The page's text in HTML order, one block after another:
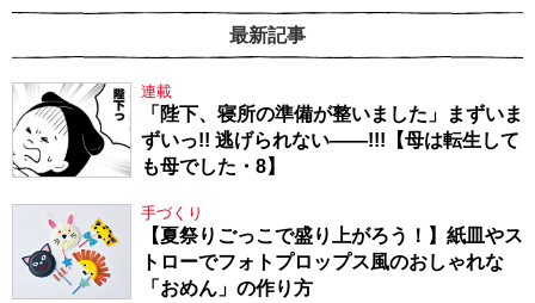
最新記事
連載
「陛下、寝所の準備が整いました」まずいま
ずいっ!! 逃げられない――!!!【母は転生して
も母でした・8】
手づくり
【夏祭りごっこで盛り上がろう！】紙皿やス
トローでフォトプロップス風のおしゃれな
「おめん」の作り方